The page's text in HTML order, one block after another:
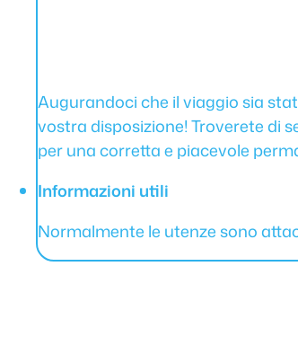
Augurandoci che il viaggio sia
vostra disposizione! Troverete di
per una corretta e piacevole
Informazioni utili
Normalmente le utenze sono